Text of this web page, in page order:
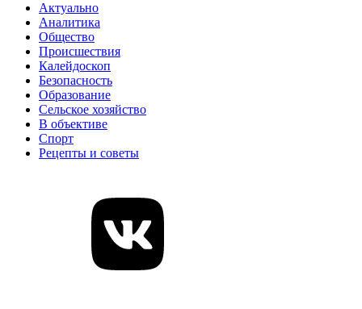
Актуально
Аналитика
Общество
Происшествия
Калейдоскоп
Безопасность
Образование
Сельское хозяйство
В объективе
Спорт
Рецепты и советы